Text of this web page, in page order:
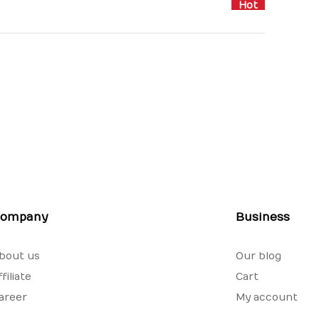
Hot
us
Business
Our blog
Cart
My account